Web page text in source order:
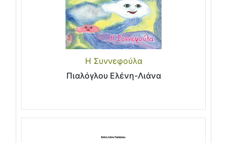
Η Συννεφούλα
Πιαλόγλου Ελένη-Λιάνα